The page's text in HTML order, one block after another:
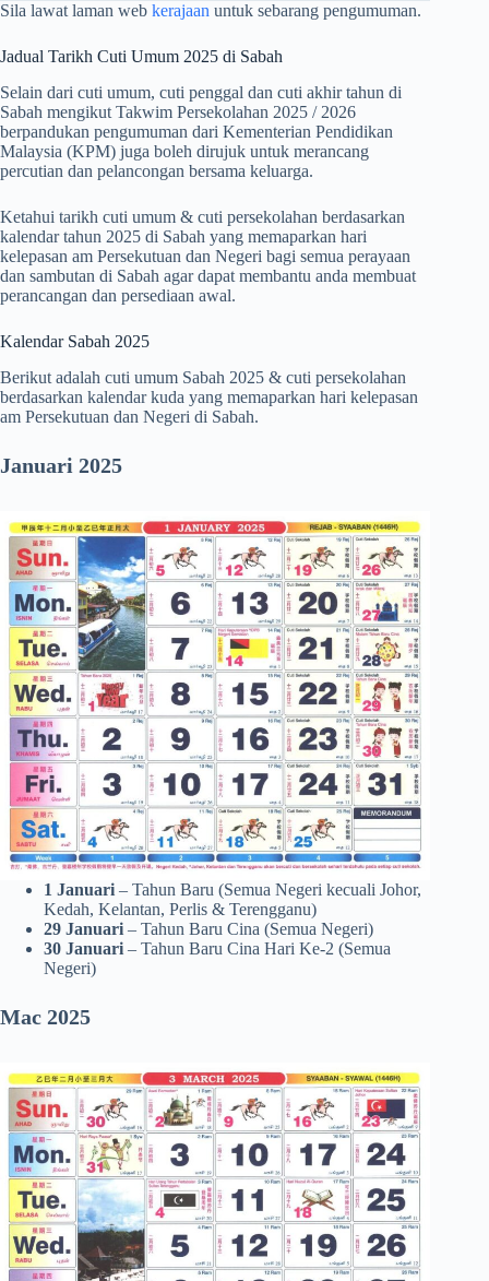
Sila lawat laman web kerajaan untuk sebarang pengumuman.
Jadual Tarikh Cuti Umum 2025 di Sabah
Selain dari cuti umum, cuti penggal dan cuti akhir tahun di
Sabah mengikut Takwim Persekolahan 2025 / 2026
berpandukan pengumuman dari Kementerian Pendidikan
Malaysia (KPM) juga boleh dirujuk untuk merancang
percutian dan pelancongan bersama keluarga.
Ketahui tarikh cuti umum & cuti persekolahan berdasarkan
kalendar tahun 2025 di Sabah yang memaparkan hari
kelepasan am Persekutuan dan Negeri bagi semua perayaan
dan sambutan di Sabah agar dapat membantu anda membuat
perancangan dan persediaan awal.
Kalendar Sabah 2025
Berikut adalah cuti umum Sabah 2025 & cuti persekolahan
berdasarkan kalendar kuda yang memaparkan hari kelepasan
am Persekutuan dan Negeri di Sabah.
Januari 2025
1 Januari – Tahun Baru (Semua Negeri kecuali Johor,
Kedah, Kelantan, Perlis & Terengganu)
29 Januari – Tahun Baru Cina (Semua Negeri)
30 Januari – Tahun Baru Cina Hari Ke-2 (Semua
Negeri)
Mac 2025